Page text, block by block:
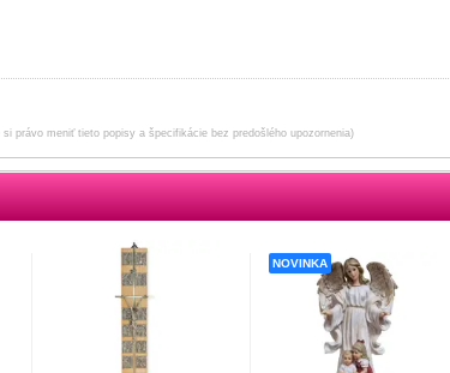
si právo meniť tieto popisy a špecifikácie bez predošlého upozornenia)
NOVINKA